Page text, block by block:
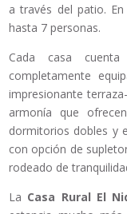
a través del patio.
hasta 7 personas.
Cada casa
completamente
impresionante
armonía que
dormitorios dobles y
con opción de
rodeado de
La Casa Rural El